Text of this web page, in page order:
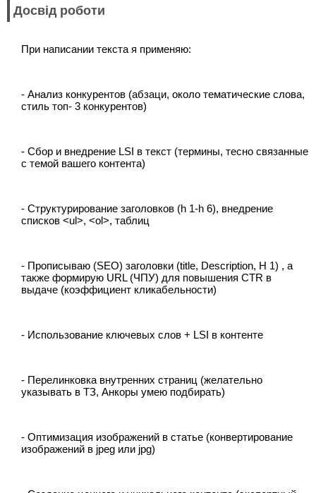
Досвід роботи
При написании текста я применяю:
- Анализ конкурентов (абзаци, около тематические слова,
стиль топ- 3 конкурентов)
- Сбор и внедрение LSI в текст (термины, тесно связанные
с темой вашего контента)
- Структурирование заголовков (h 1-h 6), внедрение
списков <ul>, <ol>, таблиц
- Прописываю (SEO) заголовки (title, Description, H 1) , а
также формирую URL (ЧПУ) для повышения CTR в
выдаче (коэффициент кликабельности)
- Использование ключевых слов + LSI в контенте
- Перелинковка внутренних страниц (желательно
указывать в ТЗ, Анкоры умею подбирать)
- Оптимизация изображений в статье (конвертирование
изображений в jpeg или jpg)